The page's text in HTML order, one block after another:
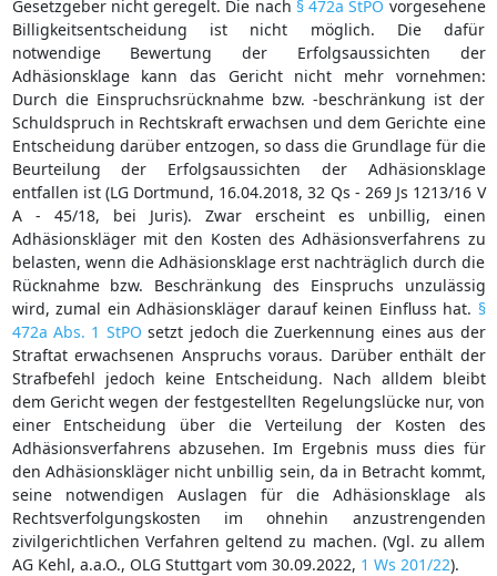
Gesetzgeber nicht geregelt. Die nach § 472a StPO vorgesehene
Billigkeitsentscheidung ist nicht möglich. Die dafür
notwendige Bewertung der Erfolgsaussichten der
Adhäsionsklage kann das Gericht nicht mehr vornehmen:
Durch die Einspruchsrücknahme bzw. -beschränkung ist der
Schuldspruch in Rechtskraft erwachsen und dem Gerichte eine
Entscheidung darüber entzogen, so dass die Grundlage für die
Beurteilung der Erfolgsaussichten der Adhäsionsklage
entfallen ist (LG Dortmund, 16.04.2018, 32 Qs - 269 Js 1213/16 V
A - 45/18, bei Juris). Zwar erscheint es unbillig, einen
Adhäsionskläger mit den Kosten des Adhäsionsverfahrens zu
belasten, wenn die Adhäsionsklage erst nachträglich durch die
Rücknahme bzw. Beschränkung des Einspruchs unzulässig
wird, zumal ein Adhäsionskläger darauf keinen Einfluss hat. §
472a Abs. 1 StPO setzt jedoch die Zuerkennung eines aus der
Straftat erwachsenen Anspruchs voraus. Darüber enthält der
Strafbefehl jedoch keine Entscheidung. Nach alldem bleibt
dem Gericht wegen der festgestellten Regelungslücke nur, von
einer Entscheidung über die Verteilung der Kosten des
Adhäsionsverfahrens abzusehen. Im Ergebnis muss dies für
den Adhäsionskläger nicht unbillig sein, da in Betracht kommt,
seine notwendigen Auslagen für die Adhäsionsklage als
Rechtsverfolgungskosten im ohnehin anzustrengenden
zivilgerichtlichen Verfahren geltend zu machen. (Vgl. zu allem
AG Kehl, a.a.O., OLG Stuttgart vom 30.09.2022, 1 Ws 201/22).